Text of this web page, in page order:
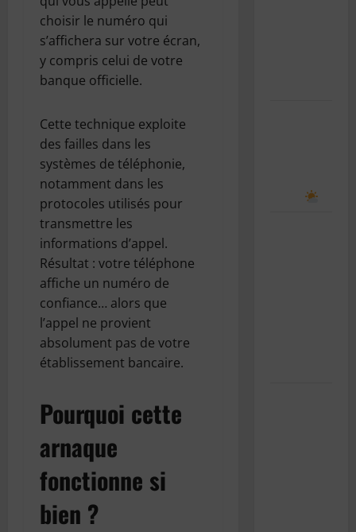
choisir le numéro qui
s’affichera sur votre écran,
y compris celui de votre
banque officielle.
Cette technique exploite
des failles dans les
systèmes de téléphonie,
notamment dans les
protocoles utilisés pour
transmettre les
informations d’appel.
Résultat : votre téléphone
affiche un numéro de
confiance… alors que
l’appel ne provient
absolument pas de votre
établissement bancaire.
Pourquoi cette
arnaque
fonctionne si
bien ?